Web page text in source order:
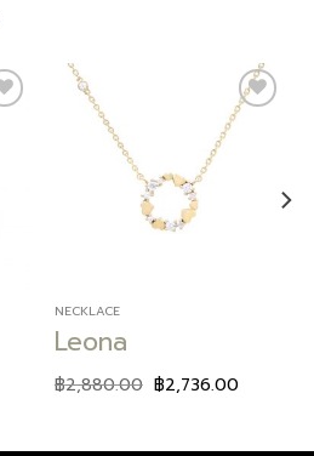
NECKLACE
Leona
฿2,880.00 ฿2,736.00